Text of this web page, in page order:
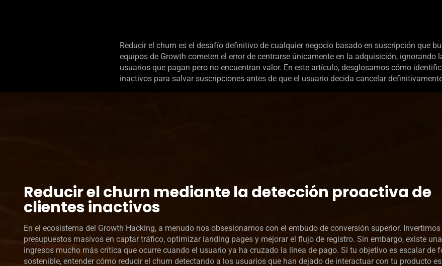
Reducir el churn es el desafío definitivo de cualquier negocio basado en suscripción que
equipos de Growth cometen el error de centrarse únicamente en la adquisición, ignorando
usuarios que pagan pero no encuentran valor. En este artículo, desglosamos cómo
inactivos para salvar suscripciones antes de que el usuario decida cancelar
Reducir el churn mediante la detección proactiva de
clientes inactivos
En el ecosistema del Growth Hacking, a menudo nos obsesionamos con el embudo de conversión superior. Invertimos
presupuestos masivos en captar tráfico, optimizar landing pages y mejorar el flujo de registro. Sin embargo, existe
ingresos mucho más crítica que ocurre cuando el usuario ya ha cruzado la línea de pago. Si tu objetivo es escalar de
sostenible, entender cómo reducir el churn detectando a los usuarios que han dejado de interactuar con tu producto es